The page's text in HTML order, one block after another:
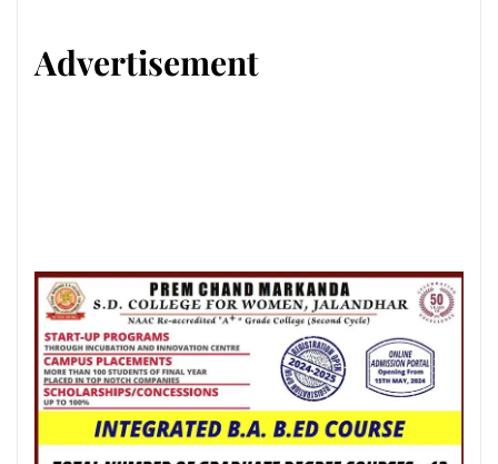
Advertisement